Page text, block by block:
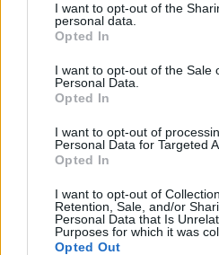
I want to opt-out of the
personal data.
Opted In
I want to opt-out of the Sale
Personal Data.
Opted In
I want to opt-out of
Personal Data for Targeted
Opted In
I want to opt-out of
Retention, Sale, and/or
Personal Data that Is
Purposes for which it was
Opted Out
Dirbti su juo labai
erdvės ir puikiai tiesia
Į Lietuvą dar grįšiu.
kad pažvejosime. Abu
ir per filmavimus nuolat
Už tai atsiprašau
talentingosios
Agnės Šataitės (juokiasi).